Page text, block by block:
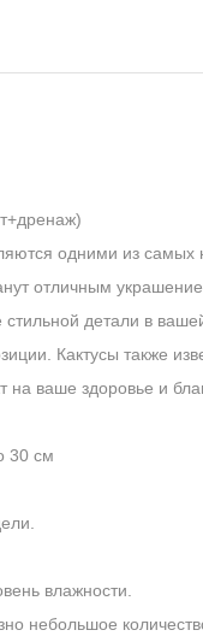
одними из самых
отличным
детали в
Кактусы также
ваше здоровье и
30 см
влажности.
небольшое